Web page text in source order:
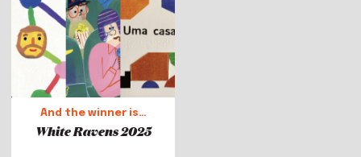
And the winner is…
White Ravens 2025